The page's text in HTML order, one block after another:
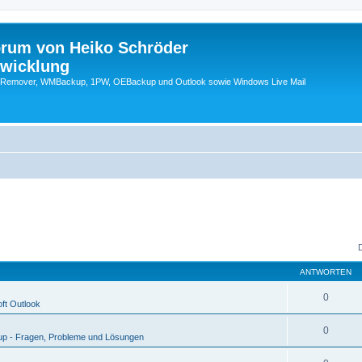
von Heiko Schröder
WMBackup, 1PW, OEBackup und Outlook sowie Windows Live Mail
ANTWORTEN
Outlook
0
- Fragen, Probleme und Lösungen
0